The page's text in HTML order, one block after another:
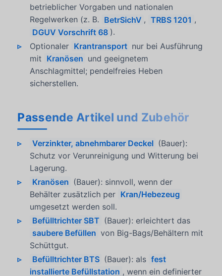
betrieblicher Vorgaben und nationalen
Regelwerken (z. B. BetrSichV , TRBS 1201 ,
DGUV Vorschrift 68 ).
Optionaler Krantransport nur bei Ausführung
mit Kranösen und geeignetem
Anschlagmittel; pendelfreies Heben
sicherstellen.
Passende Artikel und Zubehör
Verzinkter, abnehmbarer Deckel (Bauer):
Schutz vor Verunreinigung und Witterung bei
Lagerung.
Kranösen (Bauer): sinnvoll, wenn der
Behälter zusätzlich per Kran/Hebezeug
umgesetzt werden soll.
Befülltrichter SBT (Bauer): erleichtert das
saubere Befüllen von Big-Bags/Behältern mit
Schüttgut.
Befülltrichter BTS (Bauer): als fest
installierte Befüllstation , wenn ein definierter